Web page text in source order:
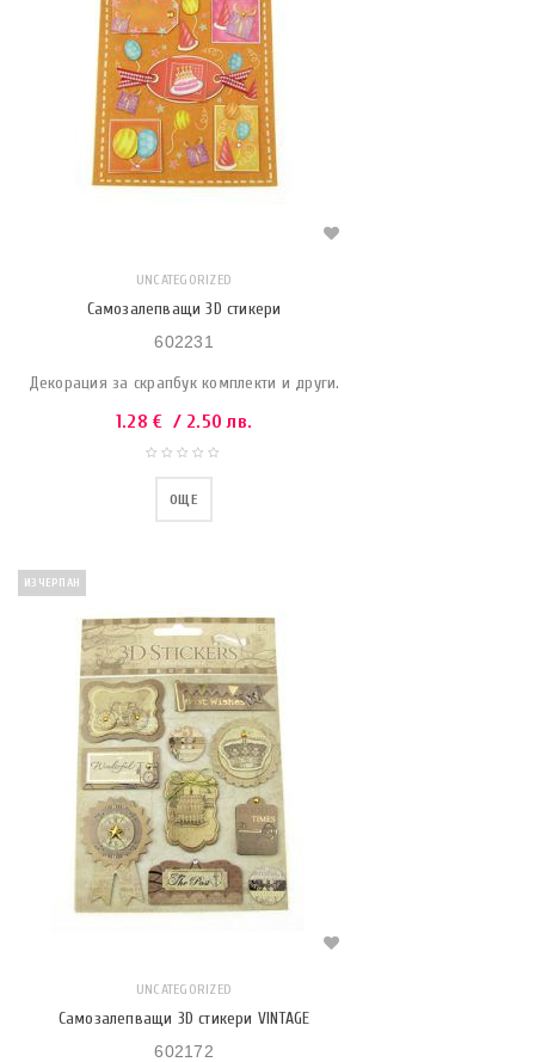
UNCATEGORIZED
Самозалепващи 3D стикери
602231
Декорация за скрапбук комплекти и други.
1.28€ / 2.50 лв.
ОЩЕ
ИЗЧЕРПАН
UNCATEGORIZED
Самозалепващи 3D стикери VINTAGE
602172